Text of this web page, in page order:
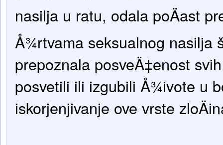
nasilja u ratu, odala poÄast
Å¾rtvama seksualnog nasilja
prepoznala posveÄ‡enost
posvetili ili izgubili Å¾ivote u
iskorjenjivanje ove vrste